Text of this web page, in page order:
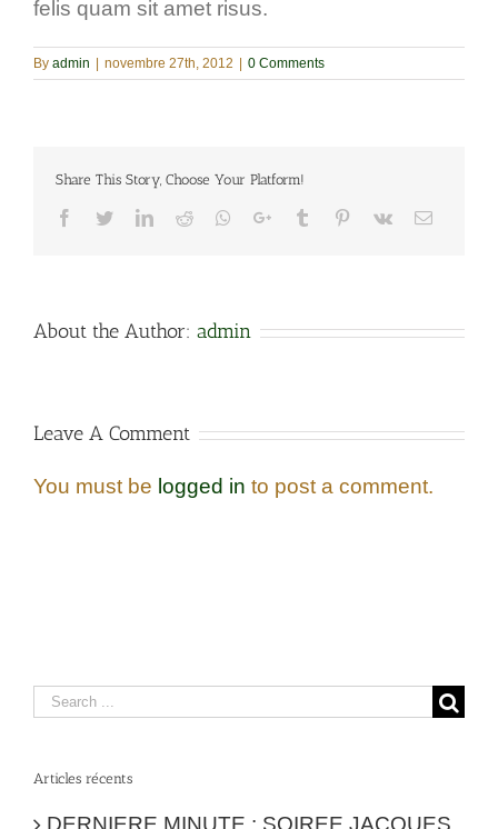
felis quam sit amet risus.
By admin novembre 27th, 2012 0 Comments
Share This Story, Choose Your Platform!
About the Author: admin
Leave A Comment
You must be logged in to post a comment.
Articles récents
DERNIERE MINUTE : SOIREE JACQUES